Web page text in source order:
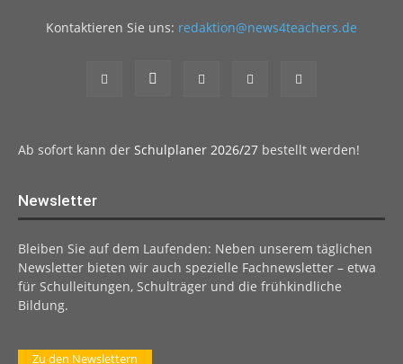
Kontaktieren Sie uns: redaktion@news4teachers.de
Ab sofort kann der Schulplaner 2026/27 bestellt werden!
Newsletter
Bleiben Sie auf dem Laufenden: Neben unserem täglichen
Newsletter bieten wir auch spezielle Fachnewsletter – etwa
für Schulleitungen, Schulträger und die frühkindliche
Bildung.
Zu den Newslettern